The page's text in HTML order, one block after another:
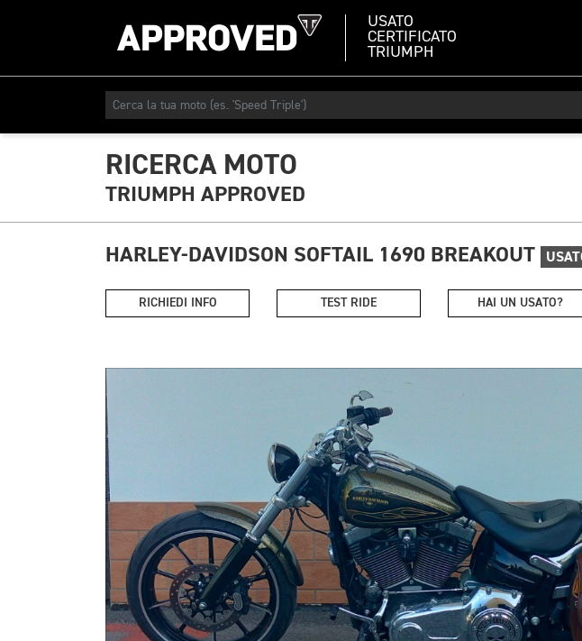
USATO
CERTIFICATO
TRIUMPH
RICERCA MOTO
TRIUMPH APPROVED
HARLEY-DAVIDSON SOFTAIL 1690 BREAKOUT
RICHIEDI INFO TEST RIDE HAI UN USATO?